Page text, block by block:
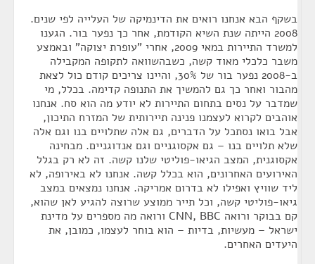
בשקף הבא אנחנו רואים את הדינמיקה של העלייה לפי שנים.
2008 הייתה שנת השיא הקודמת, אחר כך נפער בור. הגענו
למשרד התיירות במאי 2009, אחרי "עופרת יצוקה" ובאמצע
משבר כלכלי מאוד קשה, כשבהשוואה לתקופה המקבילה
ב-2008 נפער בור של 30%, והיינו צריכים קודם כול לצאת
מהבור ואחר כך גם להמשיך את התנופה קדימה. בכלל, מי
שמדבר על נסים בתחום התיירות לא יודע מה הוא סח. אנחנו
אוהבים לקרוא לעצמנו פנינה תיירותית של המזרח התיכון,
אבל בואו נסתכל על הדברים, גם אלה שתלויים בנו וגם אלה
שלא תלויים בנו – גם אקסוגניים וגם אנדוגניים. מבחינה
אקסוגנית, המצב הגיאו-פוליטי שלנו קשה. זה לא רק בגלל
האירועים האחרונים, הוא בכלל קשה. אנחנו לא באירופה, לא
ליד שוויץ ואפילו לא בדרום אמריקה. אנחנו נמצאים במצב
גיאו-פוליטי קשה, וכל תייר ממוצע שרוצה להגיע לאן שהוא,
קם בבוקר ורואה CNN, BBC ורואה מה מספרים על מדינת
ישראל – מעשיות, בדיות – הוא בוחר לעצמו, כמובן, את
היעדים האחרים.